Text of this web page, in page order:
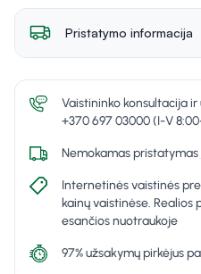
Pristatymo informacija
Vaistininko konsultacija
+370 697 03000 (I-V
Nemokamas
Internetinės vaistinės
kainų vaistinėse. Realios
esančios nuotraukoje
97% užsakymų pirkėjus